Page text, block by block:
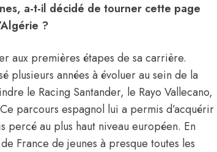
a-t-il décidé de tourner cette page
?
aux premières étapes de sa carrière.
plusieurs années à évoluer au sein de la
le Racing Santander, le Rayo Vallecano,
parcours espagnol lui a permis d’acquérir
percé au plus haut niveau européen. En
France de jeunes à presque toutes les